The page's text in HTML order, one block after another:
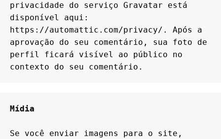
privacidade do serviço Gravatar está
disponível aqui:
https://automattic.com/privacy/. Após a
aprovação do seu comentário, sua foto de
perfil ficará visível ao público no
contexto do seu comentário.
Mídia
Se você enviar imagens para o site,